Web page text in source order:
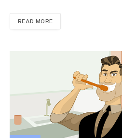
READ MORE